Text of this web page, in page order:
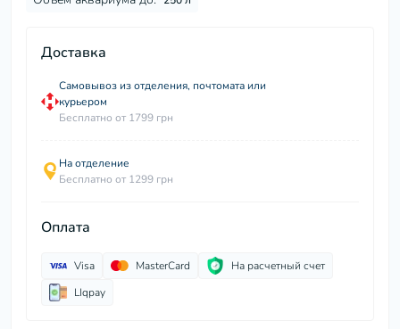
Доставка
Самовывоз из отделения, почтомата или
курьером
Бесплатно от 1799 грн
На отделение
Бесплатно от 1299 грн
Оплата
Visa MasterCard
На расчетный счет
LIqpay